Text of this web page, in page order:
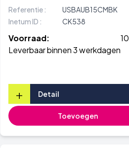
Referentie :
USBAUB15CMBK
Inetum ID :
CK538
Voorraad:
10
Leverbaar binnen 3 werkdagen
+ Detail
Toevoegen